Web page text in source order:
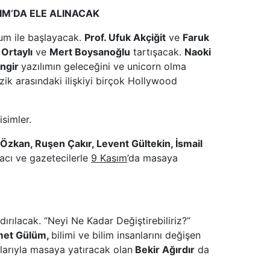
ELE ALINACAK
ile başlayacak. Prof. Ufuk Akçiğit ve Faruk
ve Mert Boysanoğlu tartışacak. Naoki
yazılımın geleceğini ve unicorn olma
arasındaki ilişkiyi birçok Hollywood
Ruşen Çakır, Levent Gültekin, İsmail
ve gazetecilerle 9 Kasım’da masaya
“Neyi Ne Kadar Değiştirebiliriz?”
Gülüm, bilimi ve bilim insanlarını değişen
masaya yatıracak olan Bekir Ağırdır da